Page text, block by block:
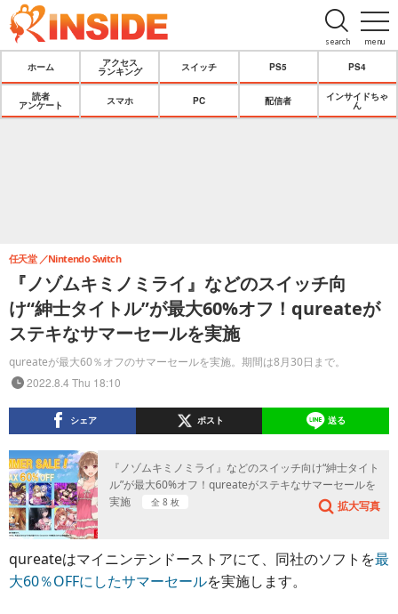
menu
search
ホーム
アクセス
ランキング
スイッチ PS5 PS4
読者
アンケート
スマホ PC 配信者
インサイドちゃ
ん
『ノゾムキミノミライ』などのスイッチ向
け“紳士タイトル”が最大60%オフ！qureateが
ステキなサマーセールを実施
qureateが最大60％オフのサマーセールを実施。期間は8月30日まで。
任天堂 Nintendo Switch
2022.8.4 Thu 18:10
シェア ポスト 送る
『ノゾムキミノミライ』などのスイッチ向け“紳士タイト
ル”が最大60%オフ！qureateがステキなサマーセールを
実施
全 8 枚 拡大写真
qureateはマイニンテンドーストアにて、同社のソフトを最
大60％OFFにしたサマーセールを実施します。